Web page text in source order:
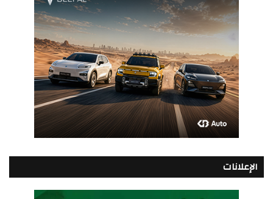
الإعلانات